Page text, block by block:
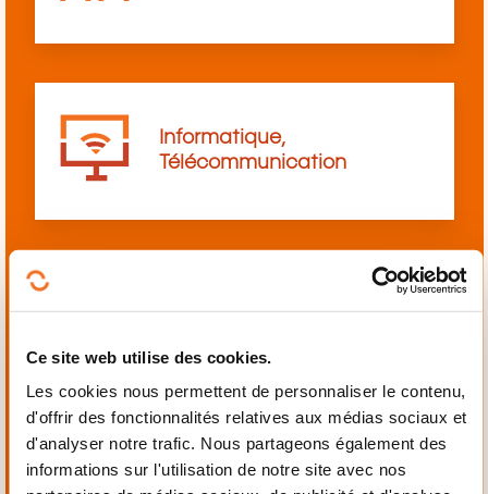
Ce site web utilise des cookies.
Les cookies nous permettent de personnaliser le contenu,
d'offrir des fonctionnalités relatives aux médias sociaux et
d'analyser notre trafic. Nous partageons également des
informations sur l'utilisation de notre site avec nos
Informatique,
Télécommunication
Mécanique,